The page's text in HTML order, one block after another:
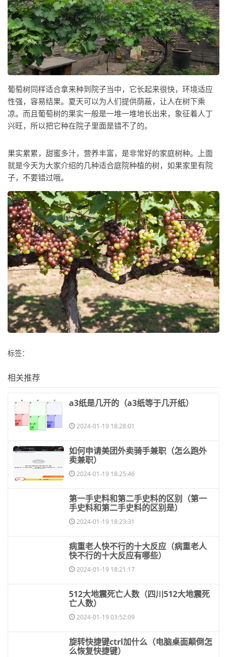
葡萄树同样适合拿来种到院子当中，它长起来很快，环境适应
性强，容易结果。夏天可以为人们提供荫蔽，让人在树下乘
凉。而且葡萄树的果实一般是一堆一堆地长出来，象征着人丁
兴旺，所以把它种在院子里面是错不了的。
果实累累，甜蜜多汁，营养丰富，是非常好的家庭树种。上面
就是今天为大家介绍的几种适合庭院种植的树，如果家里有院
子，不要错过哦。
标签：
相关推荐
​a3纸是几开的（a3纸等于几开纸）
2024-01-19 18:28:01
​如何申请美团外卖骑手兼职（怎么跑外
卖兼职）
2024-01-19 18:25:46
​第一手史料和第二手史料的区别（第一
手史料和第二手史料的区别是）
2024-01-19 18:23:31
​病重老人快不行的十大反应（病重老人
快不行的十大反应有哪些）
2024-01-19 18:21:17
​512大地震死亡人数（四川512大地震死
亡人数）
2024-01-19 03:52:09
​旋转快捷键ctrl加什么（电脑桌面颠倒怎
么恢复快捷键）